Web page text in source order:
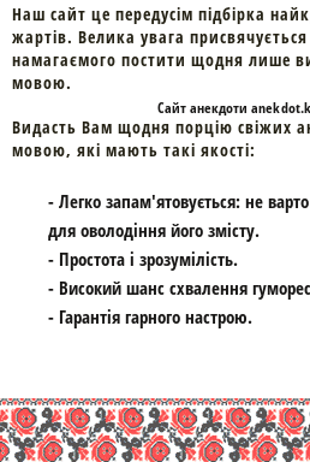
Наш сайт це передусім підбірка
жартів. Велика увага присвячується
намагаємого постити щодня лише
мовою.
Cайтанекдоти
Видасть Вам щодня порцію свіжих
мовою, які мають такі якості:
- Легко запам'ятовується: не
для оволодіння його змісту.
- Простота і зрозумілість.
- Високий шанс схвалення
- Гарантія гарного настрою.